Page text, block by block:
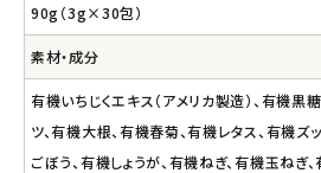
90g（3g×30包）
素材・成分
有機いちじくエキス（アメリカ製造）、有機黒
ツ、有機大根、有機春菊、有機レタス、有機ズ
ごぼう、有機しょうが、有機ねぎ、有機玉ねぎ